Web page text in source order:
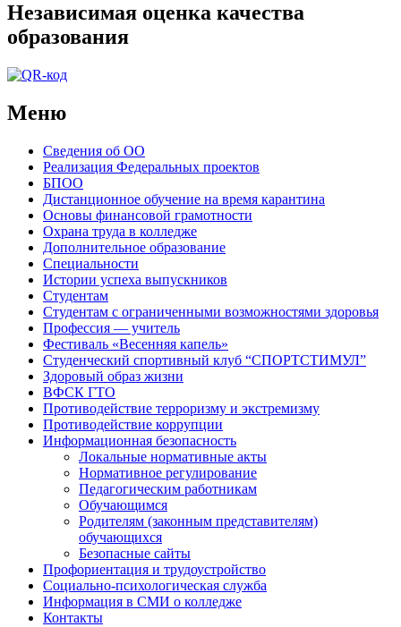
Независимая оценка качества
образования
Меню
Сведения об ОО
Реализация Федеральных проектов
БПОО
Дистанционное обучение на время карантина
Основы финансовой грамотности
Охрана труда в колледже
Дополнительное образование
Специальности
Истории успеха выпускников
Студентам
Студентам с ограниченными возможностями здоровья
Профессия — учитель
Фестиваль «Весенняя капель»
Студенческий спортивный клуб “СПОРТСТИМУЛ”
Здоровый образ жизни
ВФСК ГТО
Противодействие терроризму и экстремизму
Противодействие коррупции
Информационная безопасность
Локальные нормативные акты
Нормативное регулирование
Педагогическим работникам
Обучающимся
Родителям (законным представителям)
обучающихся
Безопасные сайты
Профориентация и трудоустройство
Социально-психологическая служба
Информация в СМИ о колледже
Контакты